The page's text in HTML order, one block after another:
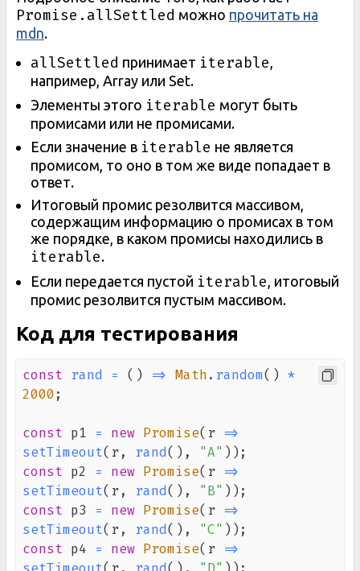
Promise.allSettled можно прочитать на
mdn.
allSettled принимает iterable,
например, Array или Set.
Элементы этого iterable могут быть
промисами или не промисами.
Если значение в iterable не является
промисом, то оно в том же виде попадает в
ответ.
Итоговый промис резолвится массивом,
содержащим информацию о промисах в том
же порядке, в каком промисы находились в
iterable.
Если передается пустой iterable, итоговый
промис резолвится пустым массивом.
Код для тестирования
const rand = ( ) => Math. random( ) *
2000;
const p1 = new Promise( r =>
setTimeout( r, rand( ) , "A" ) ) ;
const p2 = new Promise( r =>
setTimeout( r, rand( ) , "B" ) ) ;
const p3 = new Promise( r =>
setTimeout( r, rand( ) , "C" ) ) ;
const p4 = new Promise( r =>